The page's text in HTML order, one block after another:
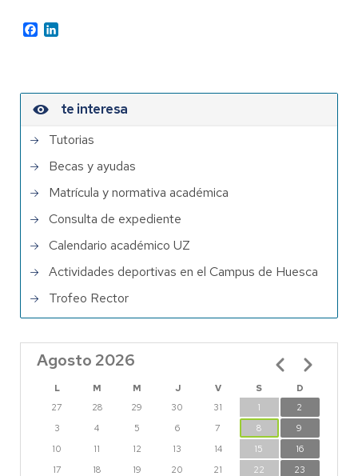
Facebook
te interesa
Tutorias
Becas y ayudas
Matrícula y normativa académica
Consulta de expediente
Calendario académico UZ
Actividades deportivas en el Campus de Huesca
Trofeo Rector
Agosto 2026
L M M J V S
D
27
28 29 30 31 1
2
3
4 5 6 7 8
9
10
11 12 13 14 15
16
17
18 19 20 21 22
23
Paginación